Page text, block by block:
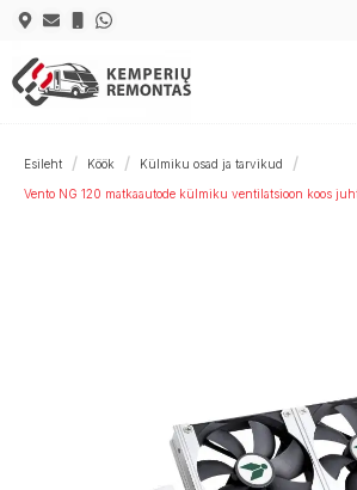
Esileht Köök Külmiku osad ja tarvikud
Vento NG 120 matkaautode külmiku ventilatsioon koos